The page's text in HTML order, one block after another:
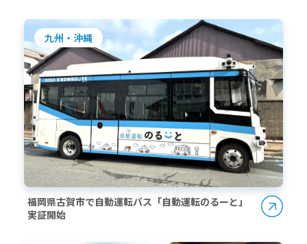
九州・沖縄
福岡県古賀市で自動運転バス「自動運転のるーと」
実証開始